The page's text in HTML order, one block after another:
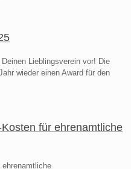
Lieblingsverein vor! Die
wieder einen Award für den
für ehrenamtliche